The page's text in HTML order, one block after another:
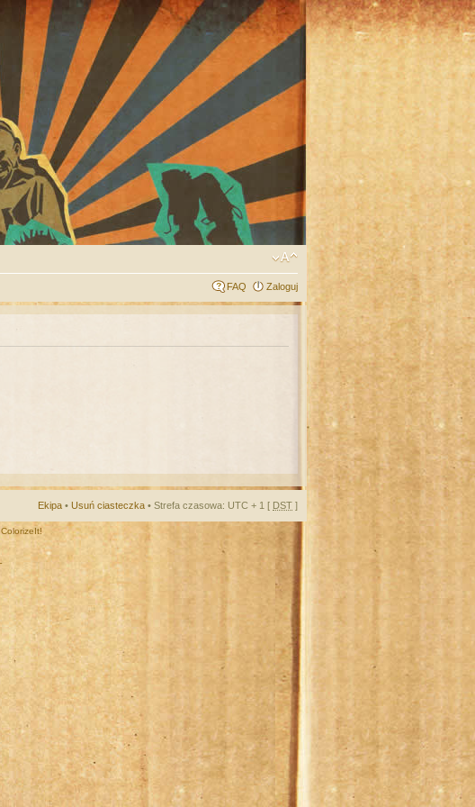
FAQ Zaloguj
Ekipa • Usuń ciasteczka • Strefa czasowa: UTC + 1 [ DST ]
ColorizeIt!